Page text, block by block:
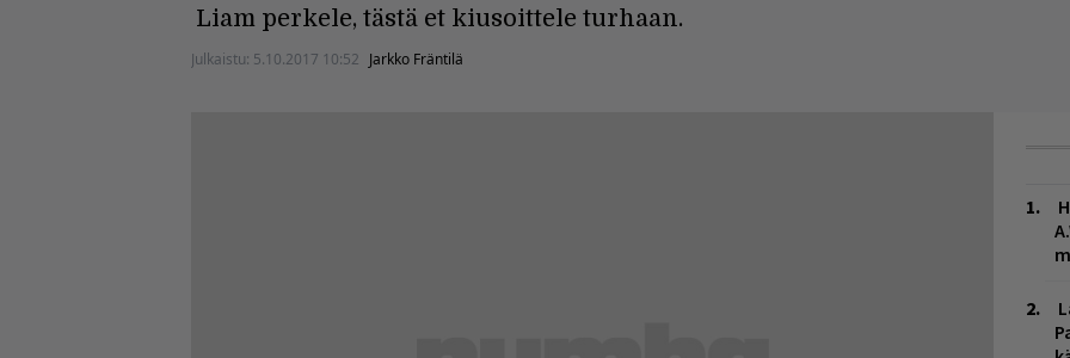
Liam perkele, tästä et kiusoittele turhaan.
Julkaistu: 5.10.2017 10:52 Jarkko Fräntilä